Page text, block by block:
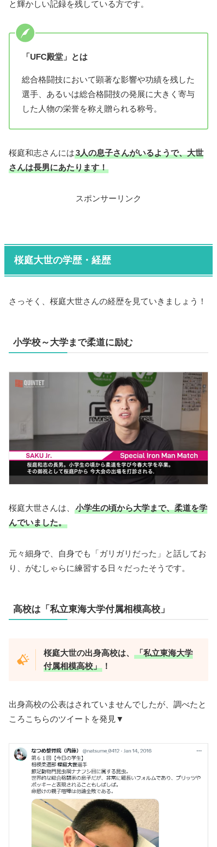
と輝かしい記録を残している方です。
「UFC殿堂」とは
総合格闘技において顕著な影響や功績を残した
選手、あるいは総合格闘技の発展に大きく寄与
した人物の栄誉を称え贈られる称号。
桜庭和志さんには3人の息子さんがいるようで、大世
さんは長男にあたります！
スポンサーリンク
桜庭大世の学歴・経歴
さっそく、桜庭大世さんの経歴を見ていきましょう！
小学校～大学まで柔道に励む
桜庭大世さんは、
小学生の頃から大学まで、柔道を学
んでいました。
元々細身で、自身でも「ガリガリだった」と話してお
り、がむしゃらに練習する日々だったそうです。
高校は「私立東海大学付属相模高校」
桜庭大世の出身高校は、「私立東海大学
付属相模高校」 ！
出身高校の公表はされていませんでしたが、調べたと
ころこちらのツイートを発見▼